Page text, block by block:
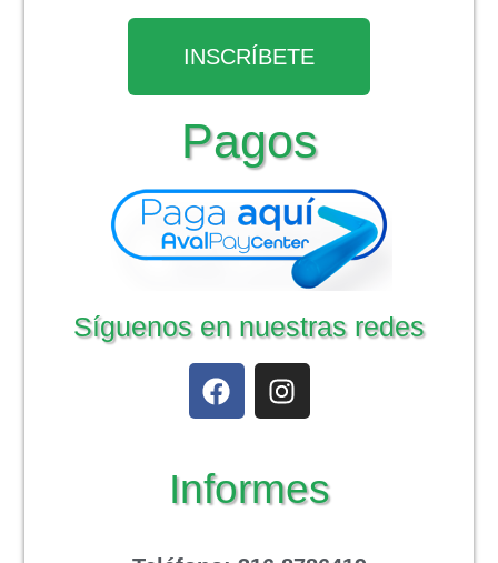
INSCRÍBETE
Pagos
Síguenos en nuestras redes
Informes